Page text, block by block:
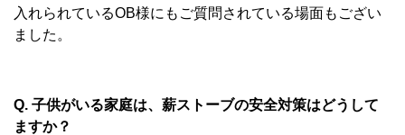
入れられているOB様にもご質問されている場面もござい
ました。
Q. 子供がいる家庭は、薪ストーブの安全対策はどうして
ますか？